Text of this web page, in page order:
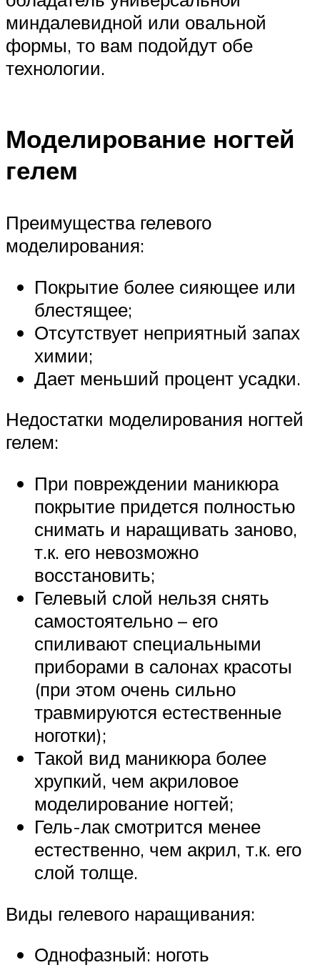
миндалевидной или овальной
формы, то вам подойдут обе
технологии.
Моделирование ногтей
гелем
Преимущества гелевого
моделирования:
Покрытие более сияющее или
блестящее;
Отсутствует неприятный запах
химии;
Дает меньший процент усадки.
Недостатки моделирования ногтей
гелем:
При повреждении маникюра
покрытие придется полностью
снимать и наращивать заново,
т.к. его невозможно
восстановить;
Гелевый слой нельзя снять
самостоятельно – его
спиливают специальными
приборами в салонах красоты
(при этом очень сильно
травмируются естественные
ноготки);
Такой вид маникюра более
хрупкий, чем акриловое
моделирование ногтей;
Гель-лак смотрится менее
естественно, чем акрил, т.к. его
слой толще.
Виды гелевого наращивания:
Однофазный: ноготь